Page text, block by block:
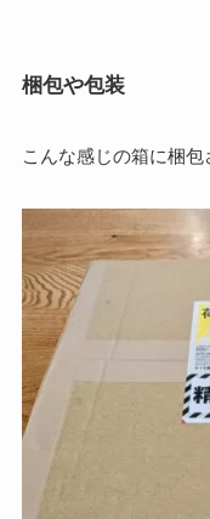
梱包や包装
こんな感じの箱に梱包